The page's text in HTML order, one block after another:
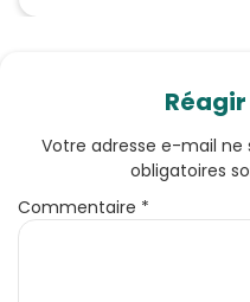
Votre adresse e-mail ne
obligatoires
Commentaire *